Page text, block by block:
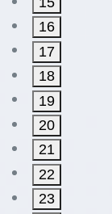
16
17
18
19
20
21
22
23